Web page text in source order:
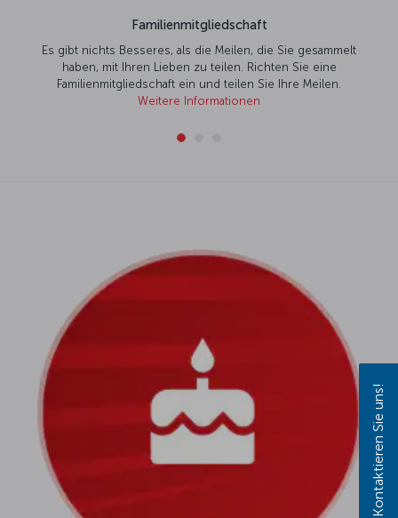
Meilen, die Sie gesammelt
teilen. Richten Sie eine
teilen Sie Ihre Meilen.
Kontaktieren Sie uns!